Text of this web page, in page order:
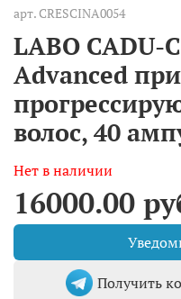
арт.CRESCINA0054
LABO CADU-
Advanced при
волос, 40
Нет в наличии
16000.00
Получить